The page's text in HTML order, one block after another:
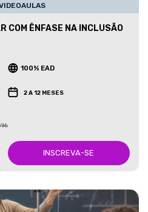
COM ÊNFASE NA INCLUSÃO
100% EAD
2 A 12 MESES
INSCREVA-SE